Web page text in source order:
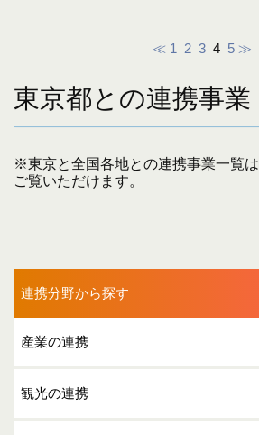
≪ 1 2 3 4 5 ≫
東京都との連携事業
※東京と全国各地との連携事業一覧は
ご覧いただけます。
連携分野から探す
産業の連携
観光の連携